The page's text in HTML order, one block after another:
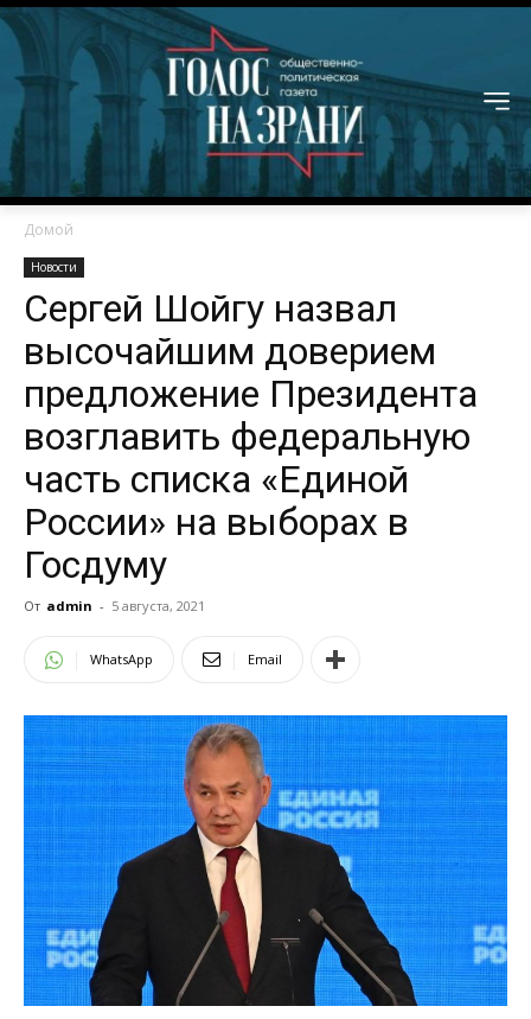
Домой
Новости
Сергей Шойгу назвал
высочайшим доверием
предложение Президента
возглавить федеральную
часть списка «Единой
России» на выборах в
Госдуму
От admin - 5 августа, 2021
WhatsApp Email